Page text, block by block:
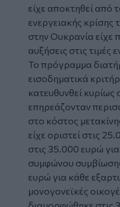
είχε αποκτηθεί από
ενεργειακής κρίσης
στην Ουκρανία είχε
αυξήσεις στις τιμές
Το πρόγραμμα
εισοδηματικά
κατευθυνθεί κυρίως
επηρεάζονταν
στο κόστος
είχε οριστεί στις
στις 35.000 ευρώ
συμφώνου
ευρώ για κάθε
μονογονεϊκές